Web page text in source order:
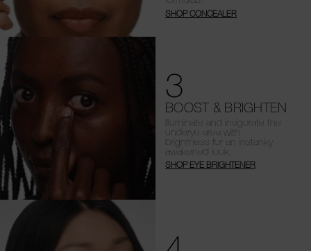
SHOP CONCEALER
3
BOOST & BRIGHTEN
Illuminate and invigorate the
underye area with
brightness for an instanky
awakened look.
SHOP EYE BRIGHTENER